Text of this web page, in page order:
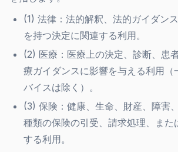
(1) 法律：法的解釈、法的ガイダン
を持つ決定に関連する利用。
(2) 医療：医療上の決定、診断、患
療ガイダンスに影響を与える利用（
バイスは除く）。
(3) 保険：健康、生命、財産、障害
種類の保険の引受、請求処理、また
する利用。